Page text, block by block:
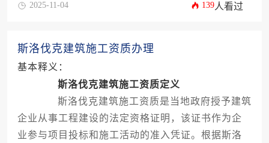
2025-11-04 139人看过
斯洛伐克建筑施工资质办理
基本释义：
斯洛伐克建筑施工资质定义
斯洛伐克建筑施工资质是当地政府授予建筑
企业从事工程建设的法定资格证明，该证书作为企
业参与项目投标和施工活动的准入凭证。根据斯洛